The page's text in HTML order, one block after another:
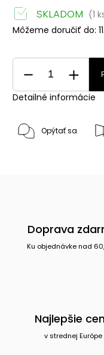
SKLADOM (1
Môžeme doručiť do:
Detailné informácie
Opýtať sa
Doprava
Ku objednávke nad
Najlepšie
v strednej Európe